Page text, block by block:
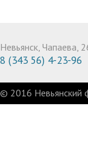
Невьянск, Чапаева,
8 (343 56) 4-23-96
© 2016 Невьянский